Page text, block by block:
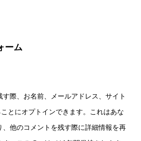
ーム
際、お名前、メールアドレス、サイト
とにオプトインできます。これはあな
、他のコメントを残す際に詳細情報を再